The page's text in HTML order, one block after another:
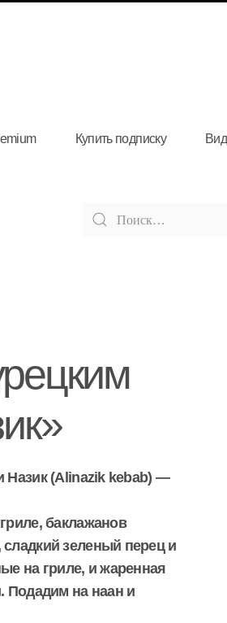
Купить подписку
Назик (Alinazik kebab) —
баклажанов
зеленый перец и
на гриле, и жаренная
Подадим на наан и